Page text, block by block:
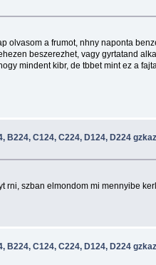
olvasom a frumot, nhny naponta
beszerezhet, vagy gyrtatand
mindent kibr, de tbbet mint ez a
B224, C124, C224, D124, D224
rni, szban elmondom mi mennyibe
B224, C124, C224, D124, D224